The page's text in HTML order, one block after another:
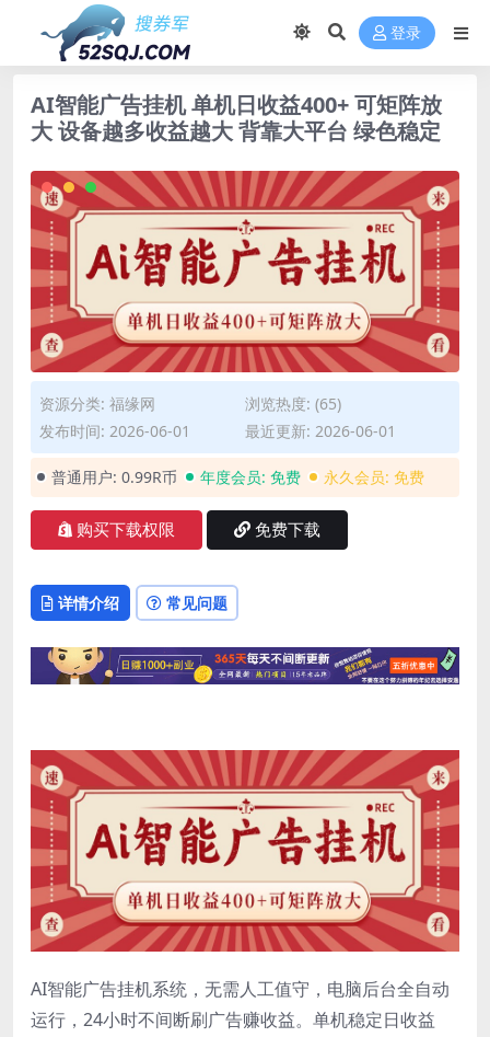
登录
AI智能广告挂机 单机日收益400+ 可矩阵放
大 设备越多收益越大 背靠大平台 绿色稳定
资源分类: 福缘网
浏览热度: (65)
发布时间: 2026-06-01
最近更新: 2026-06-01
普通用户: 0.99R币 年度会员: 免费 永久会员: 免费
购买下载权限 免费下载
详情介绍 常见问题
AI智能广告挂机系统，无需人工值守，电脑后台全自动
运行，24小时不间断刷广告赚收益。单机稳定日收益